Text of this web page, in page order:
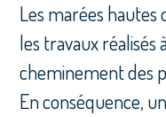
Les marées
les travaux réalisés
cheminement des
En conséquence,